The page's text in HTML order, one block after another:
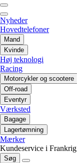
Nyheder
Hovedtelefoner
Mand
Kvinde
Høj teknologi
Racing
Motorcykler og scootere
Off-road
Eventyr
Værksted
Bagage
Lagertømning
Mærker
Kundeservice i Frankrig
Søg